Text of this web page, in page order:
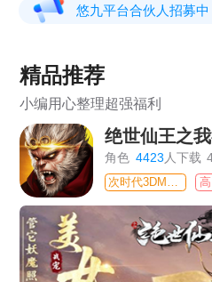
悠九平台合伙人招募中
精品推荐
小编用心整理超强福利
绝世仙王之
角色 4423人下载